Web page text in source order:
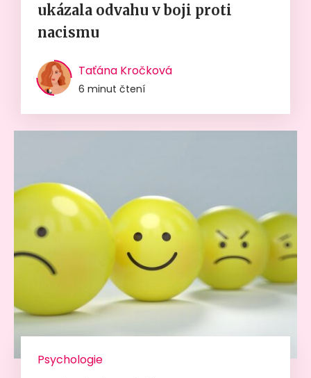
ukázala odvahu v boji proti
nacismu
Taťána Kročková
6 minut čtení
Psychologie